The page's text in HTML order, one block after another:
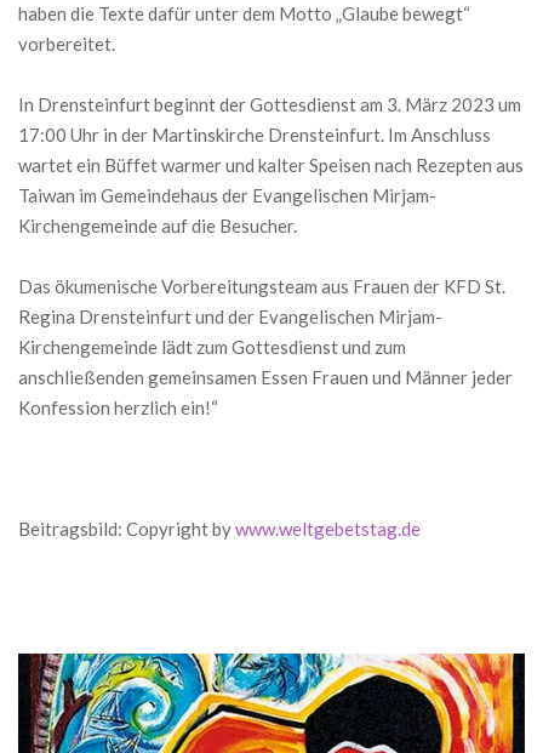
haben die Texte dafür unter dem Motto „Glaube bewegt“
vorbereitet.
In Drensteinfurt beginnt der Gottesdienst am 3. März 2023 um
17:00 Uhr in der Martinskirche Drensteinfurt. Im Anschluss
wartet ein Büffet warmer und kalter Speisen nach Rezepten aus
Taiwan im Gemeindehaus der Evangelischen Mirjam-
Kirchengemeinde auf die Besucher.
Das ökumenische Vorbereitungsteam aus Frauen der KFD St.
Regina Drensteinfurt und der Evangelischen Mirjam-
Kirchengemeinde lädt zum Gottesdienst und zum
anschließenden gemeinsamen Essen Frauen und Männer jeder
Konfession herzlich ein!“
Beitragsbild: Copyright bywww.weltgebetstag.de